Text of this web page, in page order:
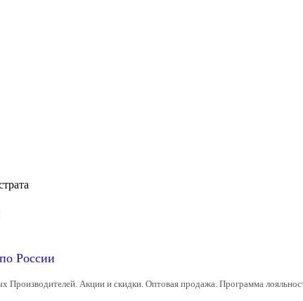
России‎
Акции и скидки. Оптовая продажа. Программа